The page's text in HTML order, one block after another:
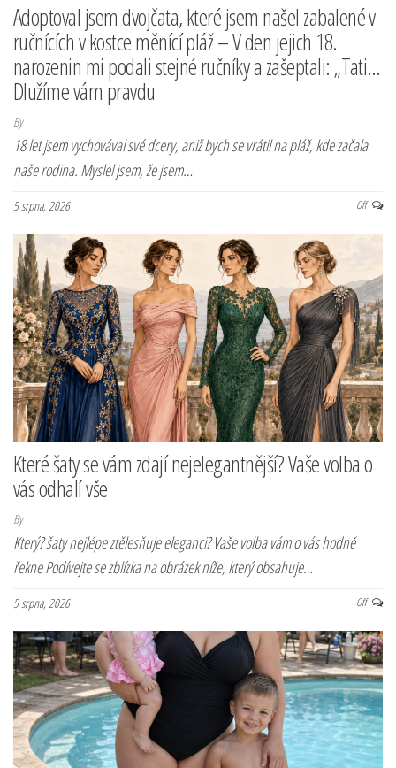
Adoptoval jsem dvojčata, které jsem našel zabalené v
ručnících v kostce měnící pláž – V den jejich 18.
narozenin mi podali stejné ručníky a zašeptali: „Tati…
Dlužíme vám pravdu
By
18 let jsem vychovával své dcery, aniž bych se vrátil na pláž, kde začala
naše rodina. Myslel jsem, že jsem…
5 srpna, 2026 Off
Které šaty se vám zdají nejelegantnější? Vaše volba o
vás odhalí vše
By
Který? šaty nejlépe ztělesňuje eleganci? Vaše volba vám o vás hodně
řekne Podívejte se zblízka na obrázek níže, který obsahuje…
5 srpna, 2026 Off